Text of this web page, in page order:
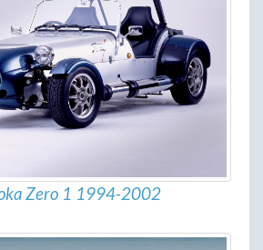
Zero 1 1994-2002